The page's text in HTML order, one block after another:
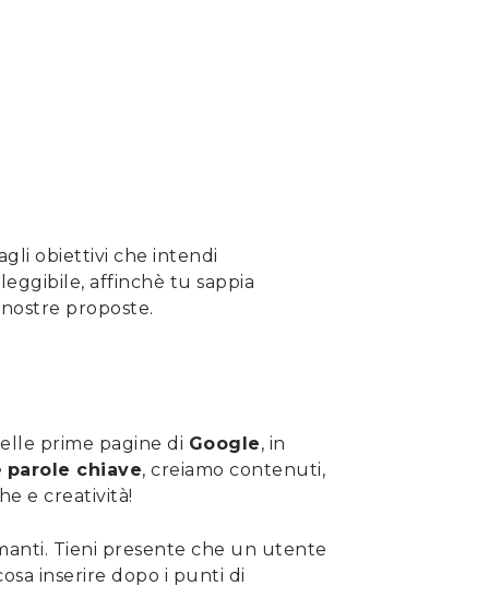
obiettivi che intendi
affinchè tu sappia
proposte.
prime pagine di Google, in
parole chiave, creiamo contenuti,
e creatività!
Tieni presente che un utente
inserire dopo i punti di